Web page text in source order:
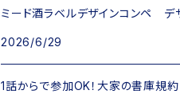
ミード酒ラベルデザインコンペ
2026/6/29
1話からで参加OK！大家の書庫規約